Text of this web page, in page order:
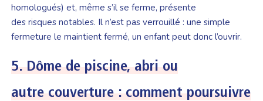
homologués) et, même s’il se ferme, présente
des risques notables. Il n’est pas verrouillé : une simple
fermeture le maintient fermé, un enfant peut donc l’ouvrir.
5. Dôme de piscine, abri ou
autre couverture : comment poursuivre